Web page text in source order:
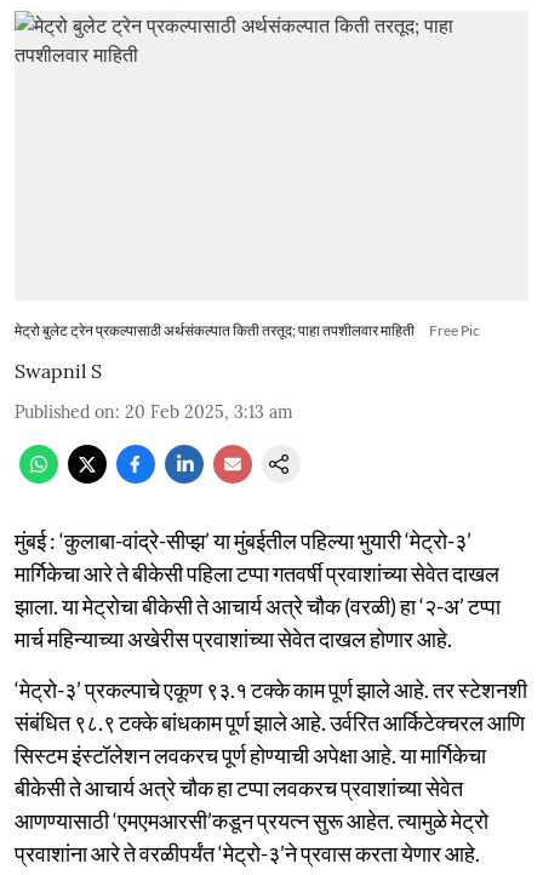
मेट्रो बुलेट ट्रेन प्रकल्पासाठी अर्थसंकल्पात किती तरतूद; पाहा तपशीलवार माहिती Free Pic
Swapnil S
Published on: 20 Feb 2025, 3:13 am
मुंबई : ‘कुलाबा-वांद्रे-सीप्झ’ या मुंबईतील पहिल्या भुयारी ‘मेट्रो-३’
मार्गिकेचा आरे ते बीकेसी पहिला टप्पा गतवर्षी प्रवाशांच्या सेवेत दाखल
झाला. या मेट्रोचा बीकेसी ते आचार्य अत्रे चौक (वरळी) हा ‘२-अ’ टप्पा
मार्च महिन्याच्या अखेरीस प्रवाशांच्या सेवेत दाखल होणार आहे.
‘मेट्रो-३’ प्रकल्पाचे एकूण ९३.१ टक्के काम पूर्ण झाले आहे. तर स्टेशनशी
संबंधित ९८.९ टक्के बांधकाम पूर्ण झाले आहे. उर्वरित आर्किटेक्चरल आणि
सिस्टम इंस्टॉलेशन लवकरच पूर्ण होण्याची अपेक्षा आहे. या मार्गिकेचा
बीकेसी ते आचार्य अत्रे चौक हा टप्पा लवकरच प्रवाशांच्या सेवेत
आणण्यासाठी ‘एमएमआरसी’कडून प्रयत्न सुरू आहेत. त्यामुळे मेट्रो
प्रवाशांना आरे ते वरळीपर्यंत ‘मेट्रो-३’ने प्रवास करता येणार आहे.